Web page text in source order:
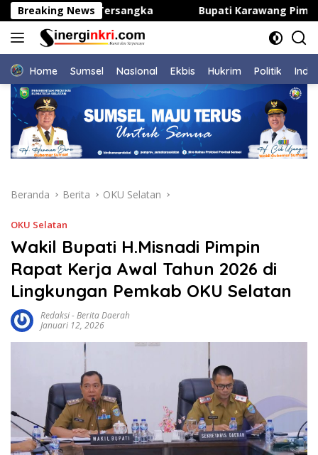
Langsung
ke
konten
Breaking News
Orang Tersangka Bupati Karawang Pimpin
Home Sumsel NasIonal Ekbis Hukrim Politik
Beranda Berita OKU Selatan
OKU Selatan
Wakil Bupati H.Misnadi Pimpin
Rapat Kerja Awal Tahun 2026 di
Lingkungan Pemkab OKU Selatan
Redaksi-Berita Daerah
Januari 12, 2026